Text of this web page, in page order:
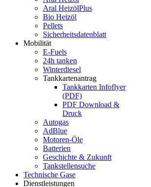
Aral HeizölPlus
Bio Heizöl
Pellets
Sicherheitsdatenblatt
Mobilität
E-Fuels
24h tanken
Winterdiesel
Tankkartenantrag
Tankkarten Infoflyer
(PDF)
PDF Download &
Druck
Autogas
AdBlue
Motoren-Öle
Batterien
Geschichte & Zukunft
Tankstellensuche
Technische Gase
Dienstleistungen